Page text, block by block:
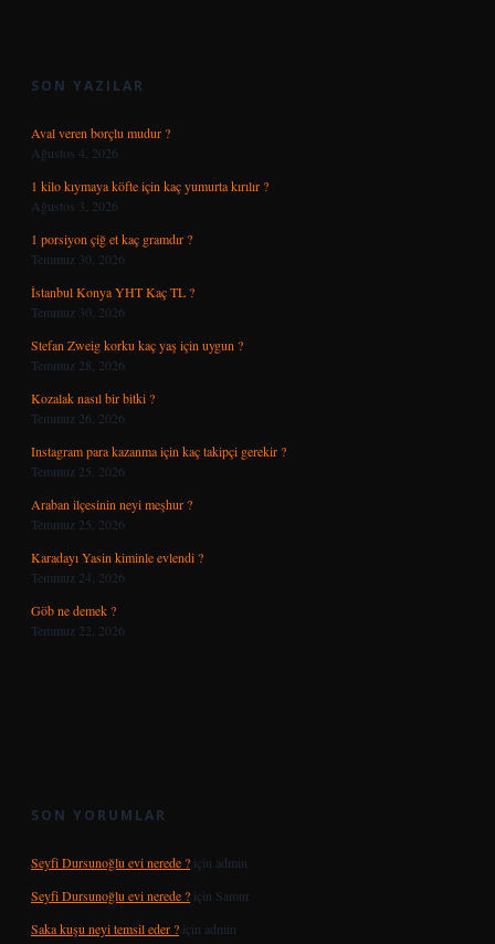
SON YAZILAR
Aval veren borçlu mudur ?
Ağustos 4, 2026
1 kilo kıymaya köfte için kaç yumurta kırılır ?
Ağustos 3, 2026
1 porsiyon çiğ et kaç gramdır ?
Temmuz 30, 2026
İstanbul Konya YHT Kaç TL ?
Temmuz 30, 2026
Stefan Zweig korku kaç yaş için uygun ?
Temmuz 28, 2026
Kozalak nasıl bir bitki ?
Temmuz 26, 2026
Instagram para kazanma için kaç takipçi gerekir ?
Temmuz 25, 2026
Araban ilçesinin neyi meşhur ?
Temmuz 25, 2026
Karadayı Yasin kiminle evlendi ?
Temmuz 24, 2026
Göb ne demek ?
Temmuz 22, 2026
SON YORUMLAR
Seyfi Dursunoğlu evi nerede ? için admin
Seyfi Dursunoğlu evi nerede ? için Samur
Saka kuşu neyi temsil eder ? için admin